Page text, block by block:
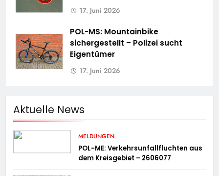
17. Juni 2026
POL-MS: Mountainbike
sichergestellt – Polizei sucht
Eigentümer
17. Juni 2026
Aktuelle News
MELDUNGEN
POL-ME: Verkehrsunfallfluchten aus
dem Kreisgebiet – 2606077